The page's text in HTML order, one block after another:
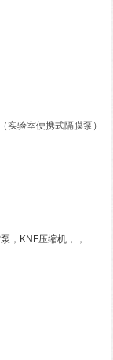
验室便携式隔膜泵）
，KNF压缩机，
，